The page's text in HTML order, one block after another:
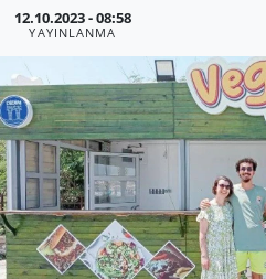
12.10.2023 - 08:58
YAYINLANMA
EKONOMİ
GENEL
GÜNDEM
HABERDE İNSAN
KÜLTÜR SANAT
Son Dakika Haberleri
Haber Arşivi